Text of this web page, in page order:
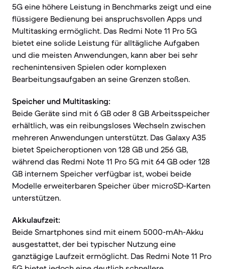
5G eine höhere Leistung in Benchmarks zeigt und eine
flüssigere Bedienung bei anspruchsvollen Apps und
Multitasking ermöglicht. Das Redmi Note 11 Pro 5G
bietet eine solide Leistung für alltägliche Aufgaben
und die meisten Anwendungen, kann aber bei sehr
rechenintensiven Spielen oder komplexen
Bearbeitungsaufgaben an seine Grenzen stoßen.
Speicher und Multitasking:
Beide Geräte sind mit 6 GB oder 8 GB Arbeitsspeicher
erhältlich, was ein reibungsloses Wechseln zwischen
mehreren Anwendungen unterstützt. Das Galaxy A35
bietet Speicheroptionen von 128 GB und 256 GB,
während das Redmi Note 11 Pro 5G mit 64 GB oder 128
GB internem Speicher verfügbar ist, wobei beide
Modelle erweiterbaren Speicher über microSD-Karten
unterstützen.
Akkulaufzeit:
Beide Smartphones sind mit einem 5000-mAh-Akku
ausgestattet, der bei typischer Nutzung eine
ganztägige Laufzeit ermöglicht. Das Redmi Note 11 Pro